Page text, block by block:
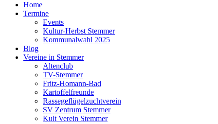
Home
Termine
Events
Kultur-Herbst Stemmer
Kommunalwahl 2025
Blog
Vereine in Stemmer
Altenclub
TV-Stemmer
Fritz-Homann-Bad
Kartoffelfreunde
Rassegeflügelzuchtverein
SV Zentrum Stemmer
Kult Verein Stemmer